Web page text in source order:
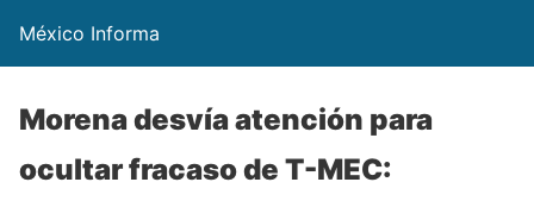
México Informa
Morena desvía atención para
ocultar fracaso de T-MEC: